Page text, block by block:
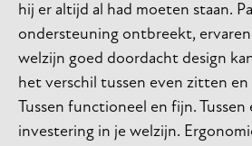
hij er altijd al had moeten staan.
ondersteuning ontbreekt,
welzijn goed doordacht design
het verschil tussen even zitten
Tussen functioneel en fijn. Tussen
investering in je welzijn.